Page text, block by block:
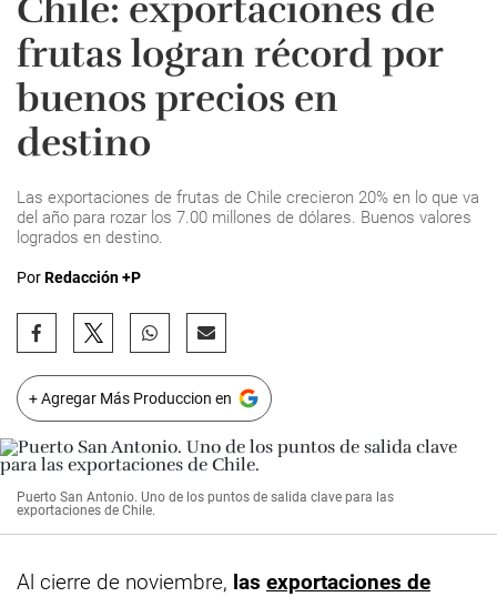
Chile: exportaciones de
frutas logran récord por
buenos precios en
destino
Las exportaciones de frutas de Chile crecieron 20% en lo que va
del año para rozar los 7.00 millones de dólares. Buenos valores
logrados en destino.
PorRedacción +P
+ Agregar Más Produccion en
Puerto San Antonio. Uno de los puntos de salida clave para las
exportaciones de Chile.
Al cierre de noviembre, las exportaciones de